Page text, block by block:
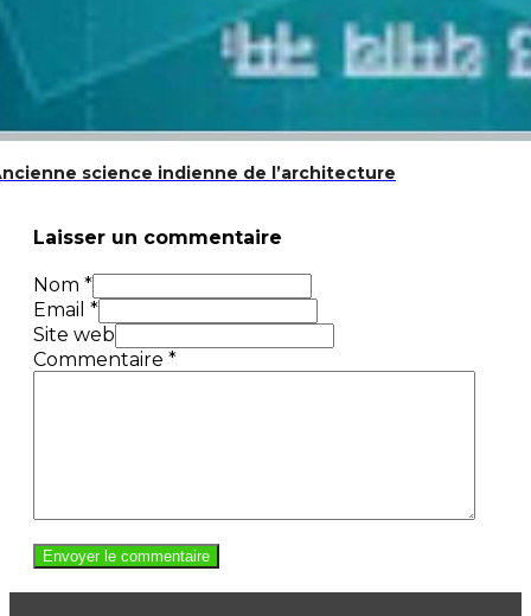
science indienne de l’architecture
Laisser un commentaire
Nom *
Email *
Site web
Commentaire *